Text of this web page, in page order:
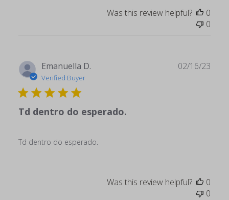
Was this review helpful?
0
0
Emanuella D.
Verified Buyer
Td dentro do esperado.
Td dentro do esperado.
02/16/23
Was this review helpful?
0
0